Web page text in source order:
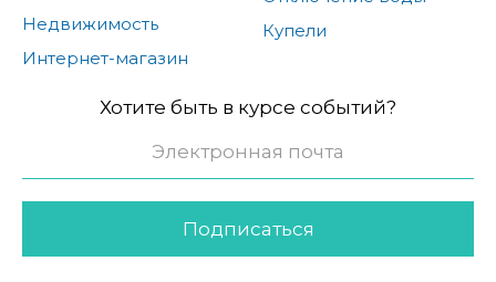
Недвижимость
Интернет-магазин
Купели
Хотите быть в курсе событий?
Подписаться